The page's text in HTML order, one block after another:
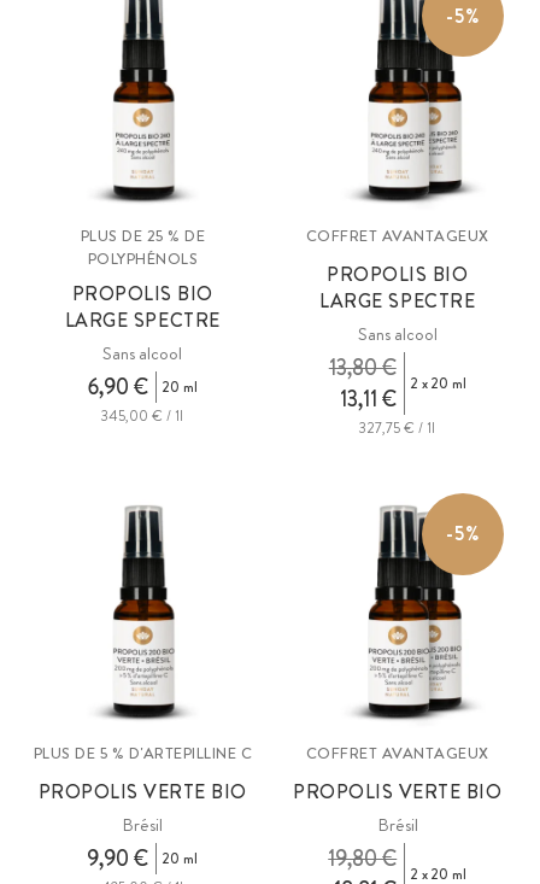
PLUS DE 25 % DE
POLYPHÉNOLS
PROPOLIS BIO
LARGE SPECTRE
Sans alcool
6,90 €
20 ml
345,00 € / 1l
-5%
COFFRET AVANTAGEUX
PROPOLIS BIO
LARGE SPECTRE
Sans alcool
13,11 €
13,80 € 2 x 20 ml
327,75 € / 1l
PLUS DE 5 % D'ARTEPILLINE C
PROPOLIS VERTE BIO
Brésil
9,90 €
20 ml
-5%
COFFRET AVANTAGEUX
PROPOLIS VERTE BIO
Brésil
19,80 € 2 x 20 ml